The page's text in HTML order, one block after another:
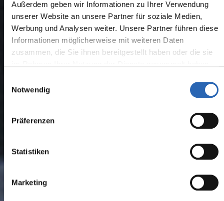
Außerdem geben wir Informationen zu Ihrer Verwendung
unserer Website an unsere Partner für soziale Medien,
Werbung und Analysen weiter. Unsere Partner führen diese
Informationen möglicherweise mit weiteren Daten
zusammen, die Sie ihnen bereitgestellt haben oder die sie
Notwendig
Präferenzen
Statistiken
Marketing